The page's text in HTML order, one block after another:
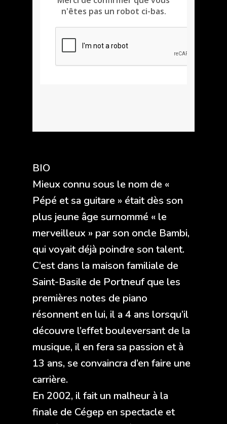
BIO
Mieux connu sous le nom de «
Pépé et sa guitare » était dès son
plus jeune âge surnommé « le
merveilleux » par son oncle Bambi,
qui voyait déjà poindre son talent.
C’est dans la maison familiale de
Saint-Basile de Portneuf que les
premières notes de piano
résonnent en lui, il a 4 ans lorsqu’il
découvre l’effet bouleversant de la
musique, il en fera sa passion et à
13 ans, se convaincra d’en faire une
carrière.
En 2002, il fait un malheur à la
finale de Cégep en spectacle et